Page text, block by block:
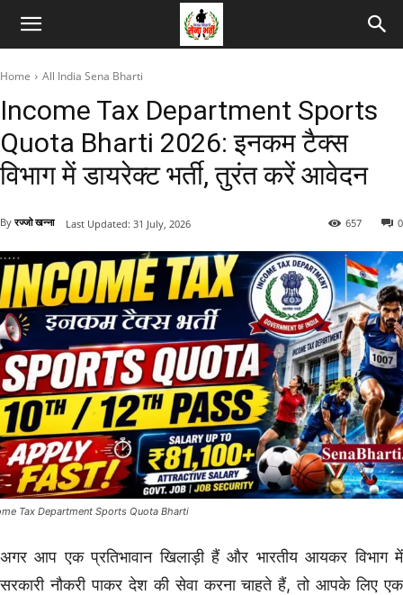
Home All India Sena Bharti
Income Tax Department Sports
Quota Bharti 2026: इनकम टैक्स
विभाग में डायरेक्ट भर्ती, तुरंत करें आवेदन
By रज्जो खन्ना 0
657
Last Updated: 31 July, 2026
Tax Department Sports Quota Bharti
अगर आप एक प्रतिभावान खिलाड़ी हैं और भारतीय आयकर विभाग में
सरकारी नौकरी पाकर देश की सेवा करना चाहते हैं, तो आपके लिए एक